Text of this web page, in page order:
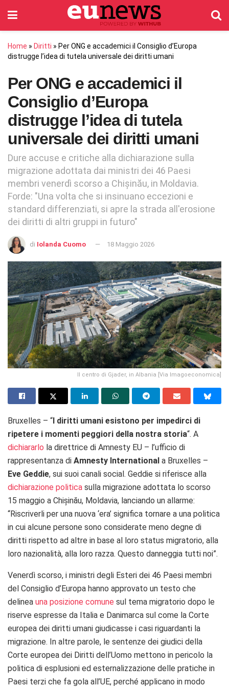
Home » Diritti » Per ONG e accademici il Consiglio d’Europa
distrugge l’idea di tutela universale dei diritti umani
Per ONG e accademici il
Consiglio d’Europa
distrugge l’idea di tutela
universale dei diritti umani
Dure accuse e critiche alla dichiarazione sulla
migrazione adottata dai ministri dei 46 Paesi
membri venerdì scorso a Chișinău, in Moldavia.
Forde: "Una volta che si insinuano eccezioni e
standard differenziati, si apre la strada all'erosione
dei diritti di altri gruppi in futuro"
di Iolanda Cuomo 18 Maggio 2026
Il centro di Gjader, in Albania [Via Imagoeconomica]
Bruxelles – “ I diritti umani esistono per impedirci di
ripetere i momenti peggiori della nostra storia“. A
dichiararlo la direttrice di Amnesty EU – l’ufficio di
rappresentanza di Amnesty International a Bruxelles –
Eve Geddie, sui suoi canali social. Geddie si riferisce alla
dichiarazione politica sulla migrazione adottata lo scorso
15 maggio a Chișinău, Moldavia, lanciando un allarme:
“Riscriverli per una nuova ‘era’ significa tornare a una politica
in cui alcune persone sono considerate meno degne di
diritti rispetto ad altre in base al loro status migratorio, alla
loro nazionalità, alla loro razza. Questo danneggia tutti noi”.
Venerdì scorso, i ministri degli Esteri dei 46 Paesi membri
del Consiglio d’Europa hanno approvato un testo che
delinea una posizione comune sul tema migratorio dopo le
riserve espresse da Italia e Danimarca sul come la Corte
europea dei diritti umani giudicasse i casi riguardanti la
migrazione. In altre parole, le sentenze dei giudici della
Corte europea dei Diritti dell’Uomo mettono in pericolo la
politica di esplusioni ed esternalizzazione delle pratiche in
Paesi terzi che fa gola all’UE, perché applicano in modo